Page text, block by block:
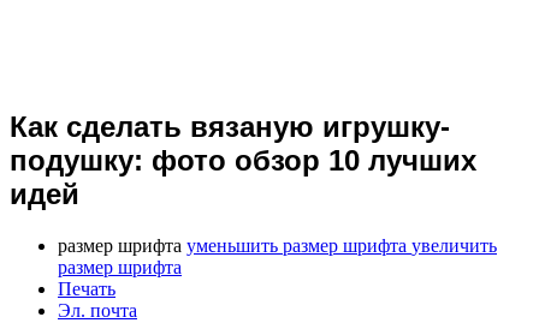
Как сделать вязаную игрушку-
подушку: фото обзор 10 лучших
идей
размер шрифта уменьшить размер шрифта увеличить
размер шрифта
Печать
Эл. почта